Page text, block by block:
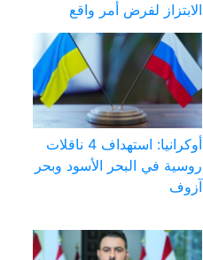
الابتزاز لفرض أمر واقع
أوكرانيا: استهداف 4 ناقلات
روسية في البحر الأسود وبحر
آزوف